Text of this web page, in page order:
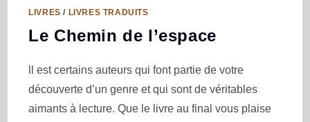
LIVRES / LIVRES TRADUITS
Le Chemin de l’espace
ll est certains auteurs qui font partie de votre
découverte d’un genre et qui sont de véritables
aimants à lecture. Que le livre au final vous plaise